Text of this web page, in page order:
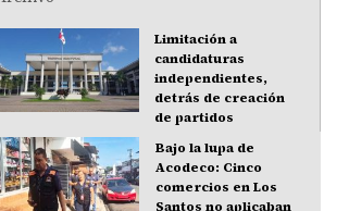
Limitación a
candidaturas
independientes,
detrás de creación
de partidos
Bajo la lupa de
Acodeco: Cinco
comercios en Los
Santos no aplicaban